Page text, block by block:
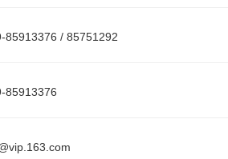
85913376 / 85751292
85913376